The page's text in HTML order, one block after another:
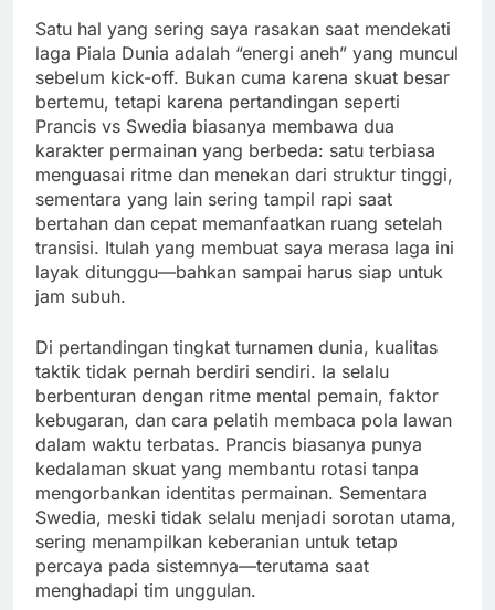
Satu hal yang sering saya rasakan saat mendekati
laga Piala Dunia adalah “energi aneh” yang muncul
sebelum kick-off. Bukan cuma karena skuat besar
bertemu, tetapi karena pertandingan seperti
Prancis vs Swedia biasanya membawa dua
karakter permainan yang berbeda: satu terbiasa
menguasai ritme dan menekan dari struktur tinggi,
sementara yang lain sering tampil rapi saat
bertahan dan cepat memanfaatkan ruang setelah
transisi. Itulah yang membuat saya merasa laga ini
layak ditunggu—bahkan sampai harus siap untuk
jam subuh.
Di pertandingan tingkat turnamen dunia, kualitas
taktik tidak pernah berdiri sendiri. Ia selalu
berbenturan dengan ritme mental pemain, faktor
kebugaran, dan cara pelatih membaca pola lawan
dalam waktu terbatas. Prancis biasanya punya
kedalaman skuat yang membantu rotasi tanpa
mengorbankan identitas permainan. Sementara
Swedia, meski tidak selalu menjadi sorotan utama,
sering menampilkan keberanian untuk tetap
percaya pada sistemnya—terutama saat
menghadapi tim unggulan.